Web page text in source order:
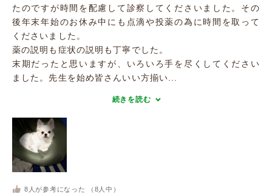
たのですが時間を配慮して診察してくださいました。その
後年末年始のお休み中にも点滴や投薬の為に時間を取って
くださいました。
薬の説明も症状の説明も丁寧でした。
末期だったと思いますが、いろいろ手を尽くしてください
ました。先生を始め皆さんいい方揃い...
続きを読む
8 人が参考になった （ 8 人中）